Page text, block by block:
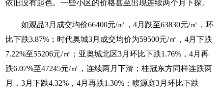
依旧没有起色。一些小区的价格甚至出现连续两个月下探。
如观品3月成交均价66400元/㎡，4月跌至63830元/㎡，环
比下跌3.87%；时代奥城3月成交均价为59500元/㎡，4月下跌
7.22%至55206元/㎡；亚奥城北区3月环比下跌1.76%，4月再
跌6.07%至47245元/㎡，连续两月下滑；桂冠东方同样连跌两
月，3月下跌4.32%，4月再跌1.30%；馥源庭3月环比下跌